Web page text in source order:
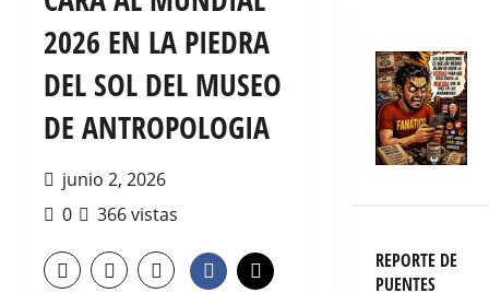
2026 EN LA PIEDRA
DEL SOL DEL MUSEO
DE ANTROPOLOGIA
junio 2, 2026
0
366 vistas
REPORTE DE
PUENTES